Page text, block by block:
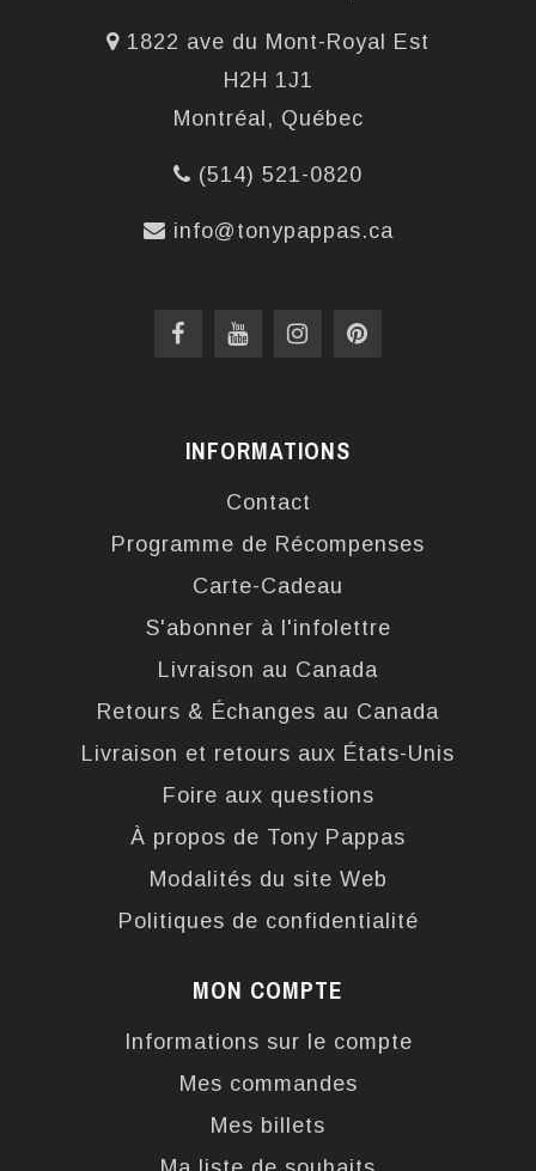
1822 ave du Mont-Royal Est
H2H 1J1
Montréal, Québec
(514) 521-0820
info@tonypappas.ca
INFORMATIONS
Contact
Programme de Récompenses
Carte-Cadeau
S'abonner à l'infolettre
Livraison au Canada
Retours & Échanges au Canada
Livraison et retours aux États-Unis
Foire aux questions
À propos de Tony Pappas
Modalités du site Web
Politiques de confidentialité
MON COMPTE
Informations sur le compte
Mes commandes
Mes billets